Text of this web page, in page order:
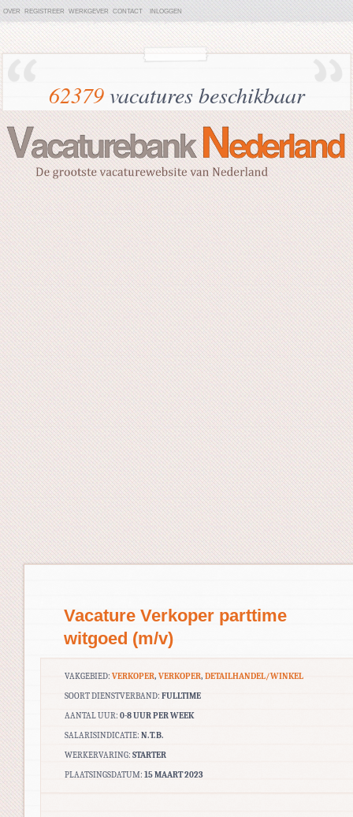
OVER REGISTREER WERKGEVER CONTACT INLOGGEN
62379vacatures beschikbaar
Vacature Verkoper parttime
witgoed (m/v)
VAKGEBIED: VERKOPER, VERKOPER, DETAILHANDEL/WINKEL
SOORT DIENSTVERBAND: FULLTIME
AANTAL UUR: 0-8 UUR PER WEEK
SALARISINDICATIE: N.T.B.
WERKERVARING: STARTER
PLAATSINGSDATUM: 15 MAART 2023